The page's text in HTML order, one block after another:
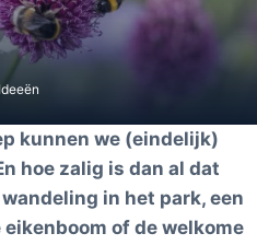
kunnen we (eindelijk)
hoe zalig is dan al dat
in het park, een
of de welkome